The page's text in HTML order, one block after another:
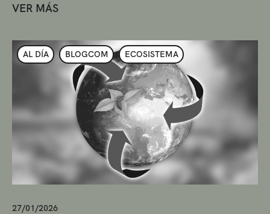
VER MÁS
AL DÍA BLOGCOM ECOSISTEMA
27/01/2026